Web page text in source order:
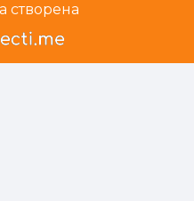
створена